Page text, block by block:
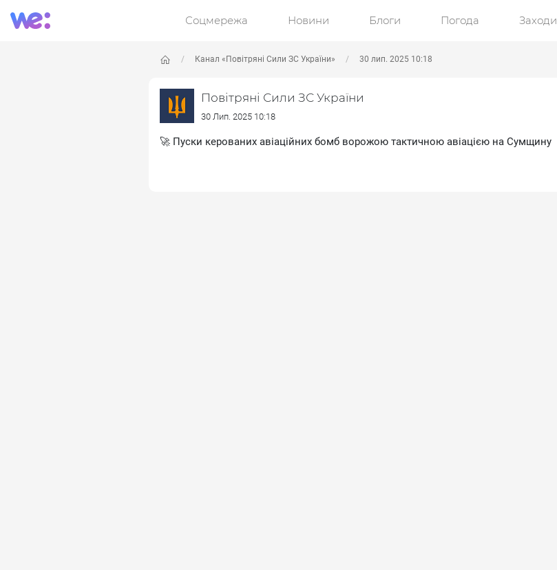
Соцмережа Новини Блоги Погода Заходи
Канал «Повітряні Сили ЗС України» 30 лип. 2025 10:18
Повітряні Сили ЗС України
30 Лип. 2025 10:18
🚀 Пуски керованих авіаційних бомб ворожою тактичною авіацією на Сумщину